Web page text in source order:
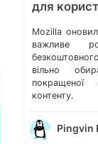
для
Mozilla
важливе
вільно
контенту.
Pingvin